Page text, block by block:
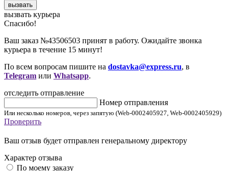
вызвать
вызвать курьера
Cпасибо!
Ваш заказ №43506503 принят в работу. Ожидайте звонка
курьера в течение 15 минут!
По всем вопросам пишите на dostavka@express.ru, в
Telegram или Whatsapp.
отследить отправление
Номер отправления
Или несколько номеров, через запятую (Web-0002405927, Web-0002405929)
Проверить
Ваш отзыв будет отправлен генеральному директору
Характер отзыва
По моему заказу